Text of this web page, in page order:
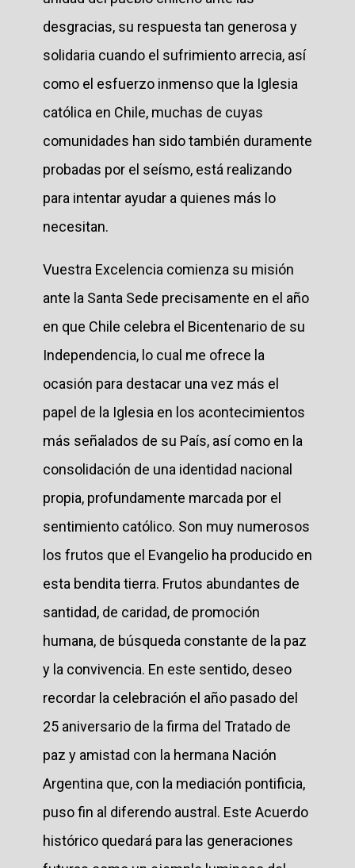
desgracias, su respuesta tan generosa y
solidaria cuando el sufrimiento arrecia, así
como el esfuerzo inmenso que la Iglesia
católica en Chile, muchas de cuyas
comunidades han sido también duramente
probadas por el seísmo, está realizando
para intentar ayudar a quienes más lo
necesitan.
Vuestra Excelencia comienza su misión
ante la Santa Sede precisamente en el año
en que Chile celebra el Bicentenario de su
Independencia, lo cual me ofrece la
ocasión para destacar una vez más el
papel de la Iglesia en los acontecimientos
más señalados de su País, así como en la
consolidación de una identidad nacional
propia, profundamente marcada por el
sentimiento católico. Son muy numerosos
los frutos que el Evangelio ha producido en
esta bendita tierra. Frutos abundantes de
santidad, de caridad, de promoción
humana, de búsqueda constante de la paz
y la convivencia. En este sentido, deseo
recordar la celebración el año pasado del
25 aniversario de la firma del Tratado de
paz y amistad con la hermana Nación
Argentina que, con la mediación pontificia,
puso fin al diferendo austral. Este Acuerdo
histórico quedará para las generaciones